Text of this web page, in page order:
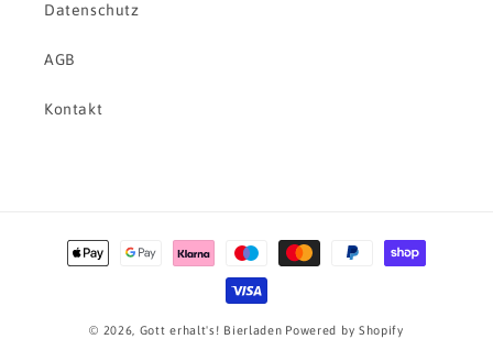
Datenschutz
AGB
Kontakt
Zahlungsmethoden
© 2026, Gott erhalt's! Bierladen Powered by Shopify